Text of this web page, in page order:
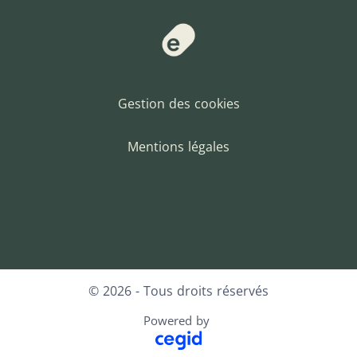
Gestion des cookies
Mentions légales
© 2026 - Tous droits réservés
Powered by